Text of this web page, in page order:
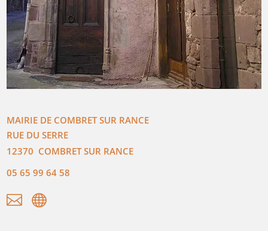
MAIRIE DE COMBRET SUR RANCE
RUE DU SERRE
12370 COMBRET SUR RANCE
05 65 99 64 58
 